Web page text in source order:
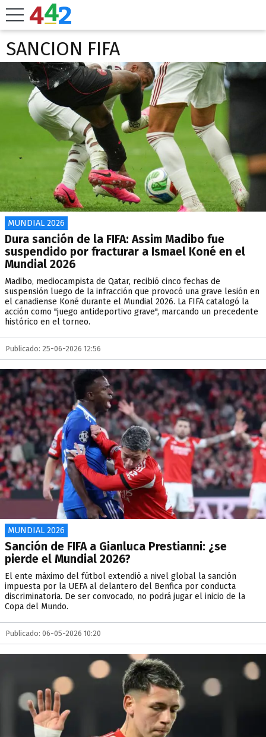
SANCION FIFA
MUNDIAL 2026
Dura sanción de la FIFA: Assim Madibo fue
suspendido por fracturar a Ismael Koné en el
Mundial 2026
Madibo, mediocampista de Qatar, recibió cinco fechas de
suspensión luego de la infracción que provocó una grave lesión en
el canadiense Koné durante el Mundial 2026. La FIFA catalogó la
acción como "juego antideportivo grave", marcando un precedente
histórico en el torneo.
Publicado: 25-06-2026 12:56
MUNDIAL 2026
Sanción de FIFA a Gianluca Prestianni: ¿se
pierde el Mundial 2026?
El ente máximo del fútbol extendió a nivel global la sanción
impuesta por la UEFA al delantero del Benfica por conducta
discriminatoria. De ser convocado, no podrá jugar el inicio de la
Copa del Mundo.
Publicado: 06-05-2026 10:20